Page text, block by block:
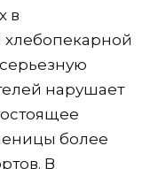
в
нарушает
более
В